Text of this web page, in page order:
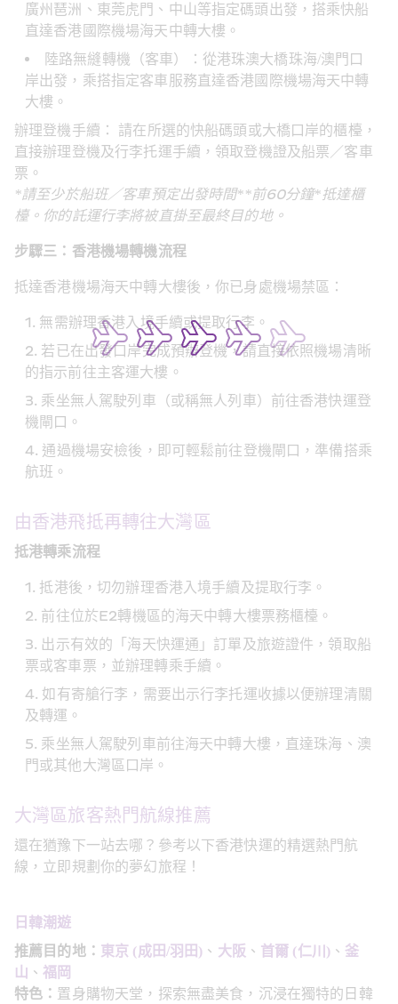
廣州琶洲、東莞虎門、中山等指定碼頭出發，搭乘快船
直達香港國際機場海天中轉大樓。
陸路無縫轉機（客車）：從港珠澳大橋珠海/澳門口
岸出發，乘搭指定客車服務直達香港國際機場海天中轉
大樓。
辦理登機手續： 請在所選的快船碼頭或大橋口岸的櫃檯，
直接辦理登機及行李托運手續，領取登機證及船票／客車
票。
*請至少於船班／客車預定出發時間**前60分鐘*抵達櫃
檯。你的託運行李將被直掛至最終目的地。
步驟三：香港機場轉機流程
抵達香港機場海天中轉大樓後，你已身處機場禁區：
無需辦理香港入境手續或提取行李。
若已在出發口岸完成預辦登機，請直接依照機場清晰
的指示前往主客運大樓。
乘坐無人駕駛列車（或稱無人列車）前往香港快運登
機閘口。
通過機場安檢後，即可輕鬆前往登機閘口，準備搭乘
航班。
由香港飛抵再轉往大灣區
抵港轉乘流程
抵港後，切勿辦理香港入境手續及提取行李。
前往位於E2轉機區的海天中轉大樓票務櫃檯。
出示有效的「海天快運通」訂單及旅遊證件，領取船
票或客車票，並辦理轉乘手續。
如有寄艙行李，需要出示行李托運收據以便辦理清關
及轉運。
乘坐無人駕駛列車前往海天中轉大樓，直達珠海、澳
門或其他大灣區口岸。
大灣區旅客熱門航線推薦
還在猶豫下一站去哪？參考以下香港快運的精選熱門航
線，立即規劃你的夢幻旅程！
日韓潮遊
推薦目的地： 東京 (成田/羽田) 、 大阪、 首爾 (仁川) 、釜
山 、福岡
特色： 置身購物天堂，探索無盡美食，沉浸在獨特的日韓